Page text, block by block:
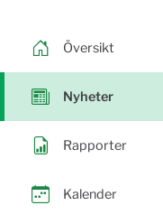
Översikt
Nyheter
Rapporter
Kalender